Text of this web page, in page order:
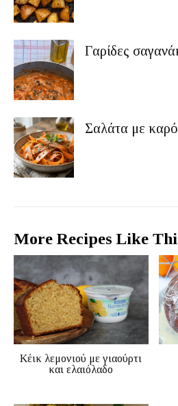
Γαρίδες
Σαλάτα με
More Recipes Like
Κέικ λεμονιού με γιαούρτι
και ελαιόλαδο